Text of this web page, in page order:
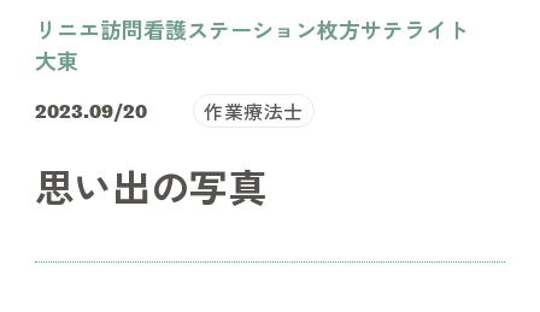
リニエ訪問看護ステーション枚方サテライト
大東
2023.09/20 作業療法士
思い出の写真